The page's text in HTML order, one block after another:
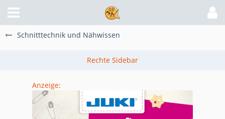
Schnitttechnik und Nähwissen
Anzeige: